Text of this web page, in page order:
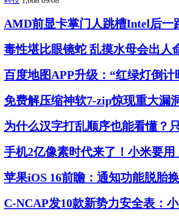
AMD前显卡掌门人跳槽Intel后一
毒性堪比眼镜蛇 乱摸水母会出人
百度地图APP升级：“红绿灯倒计
免费解压缩神软7-zip惊现重大漏
为什么汉字打乱顺序也能看懂？
手机2亿像素时代来了！小米要用
苹果iOS 16前瞻：通知功能脱胎
C-NCAP发10款新势力安全表：